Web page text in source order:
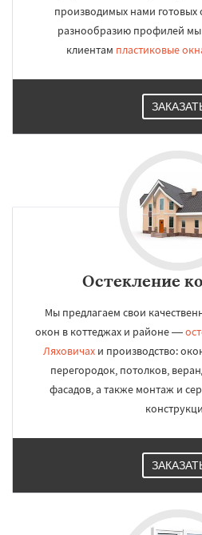
производимых нами готовых
разнообразию профилей
клиентам пластиковые
Остекление
Мы предлагаем свои
окон в коттеджах и районе —
Ляховичах и производство:
перегородок, потолков,
фасадов, а также монтаж и